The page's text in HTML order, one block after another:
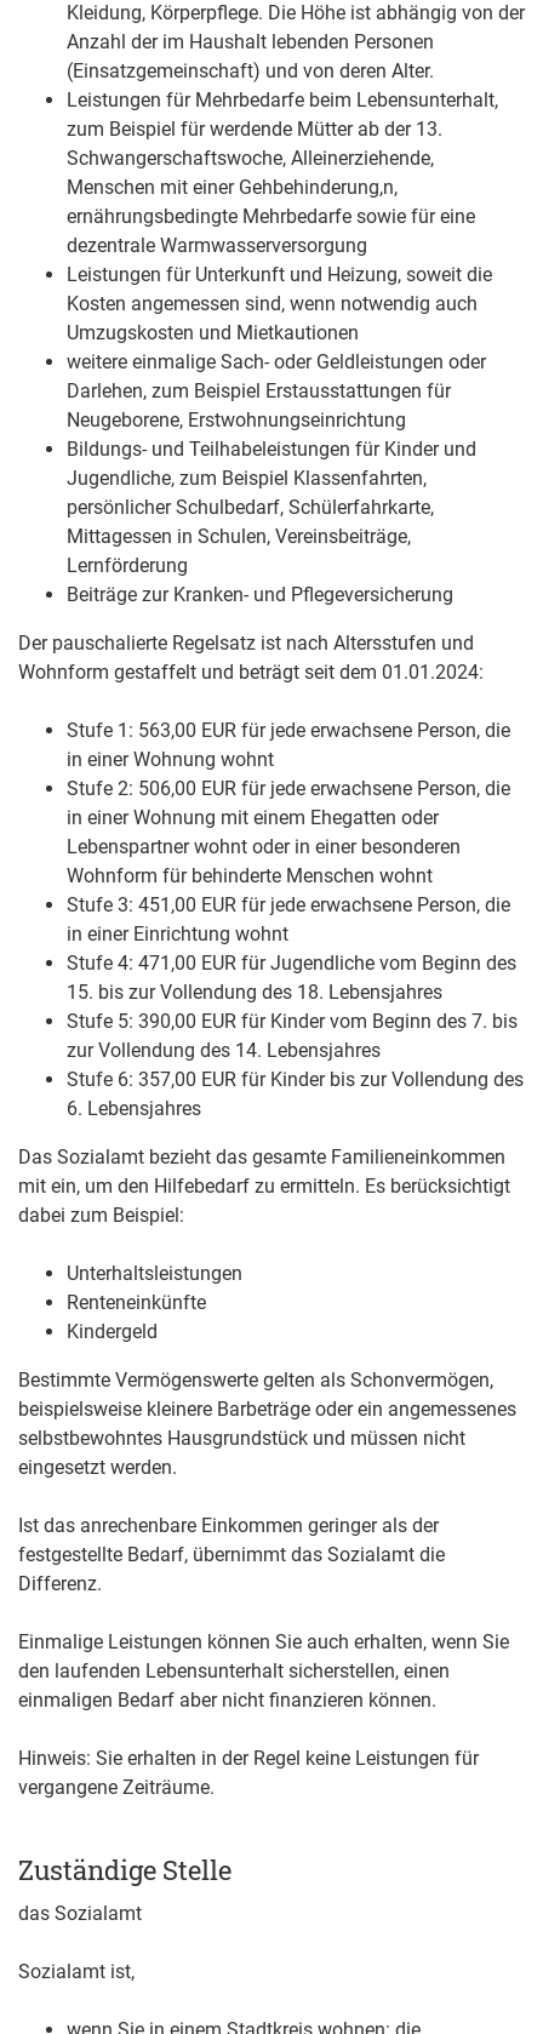
Kleidung, Körperpflege. Die Höhe ist abhängig von der
Anzahl der im Haushalt lebenden Personen
(Einsatzgemeinschaft) und von deren Alter.
Leistungen für Mehrbedarfe beim Lebensunterhalt,
zum Beispiel für werdende Mütter ab der 13.
Schwangerschaftswoche, Alleinerziehende,
Menschen mit einer Gehbehinderung,n,
ernährungsbedingte Mehrbedarfe sowie für eine
dezentrale Warmwasserversorgung
Leistungen für Unterkunft und Heizung, soweit die
Kosten angemessen sind, wenn notwendig auch
Umzugskosten und Mietkautionen
weitere einmalige Sach- oder Geldleistungen oder
Darlehen, zum Beispiel Erstausstattungen für
Neugeborene, Erstwohnungseinrichtung
Bildungs- und Teilhabeleistungen für Kinder und
Jugendliche, zum Beispiel Klassenfahrten,
persönlicher Schulbedarf, Schülerfahrkarte,
Mittagessen in Schulen, Vereinsbeiträge,
Lernförderung
Beiträge zur Kranken- und Pflegeversicherung
Der pauschalierte Regelsatz ist nach Altersstufen und
Wohnform gestaffelt und beträgt seit dem 01.01.2024:
Stufe 1: 563,00 EUR für jede erwachsene Person, die
in einer Wohnung wohnt
Stufe 2: 506,00 EUR für jede erwachsene Person, die
in einer Wohnung mit einem Ehegatten oder
Lebenspartner wohnt oder in einer besonderen
Wohnform für behinderte Menschen wohnt
Stufe 3: 451,00 EUR für jede erwachsene Person, die
in einer Einrichtung wohnt
Stufe 4: 471,00 EUR für Jugendliche vom Beginn des
15. bis zur Vollendung des 18. Lebensjahres
Stufe 5: 390,00 EUR für Kinder vom Beginn des 7. bis
zur Vollendung des 14. Lebensjahres
Stufe 6: 357,00 EUR für Kinder bis zur Vollendung des
6. Lebensjahres
Das Sozialamt bezieht das gesamte Familieneinkommen
mit ein, um den Hilfebedarf zu ermitteln. Es berücksichtigt
dabei zum Beispiel:
Unterhaltsleistungen
Renteneinkünfte
Kindergeld
Bestimmte Vermögenswerte gelten als Schonvermögen,
beispielsweise kleinere Barbeträge oder ein angemessenes
selbstbewohntes Hausgrundstück und müssen nicht
eingesetzt werden.
Ist das anrechenbare Einkommen geringer als der
festgestellte Bedarf, übernimmt das Sozialamt die
Differenz.
Einmalige Leistungen können Sie auch erhalten, wenn Sie
den laufenden Lebensunterhalt sicherstellen, einen
einmaligen Bedarf aber nicht finanzieren können.
Hinweis: Sie erhalten in der Regel keine Leistungen für
vergangene Zeiträume.
Zuständige Stelle
das Sozialamt
Sozialamt ist,